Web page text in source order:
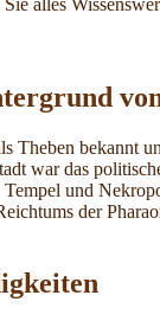
alles
bekannt
war das
Tempel und
der